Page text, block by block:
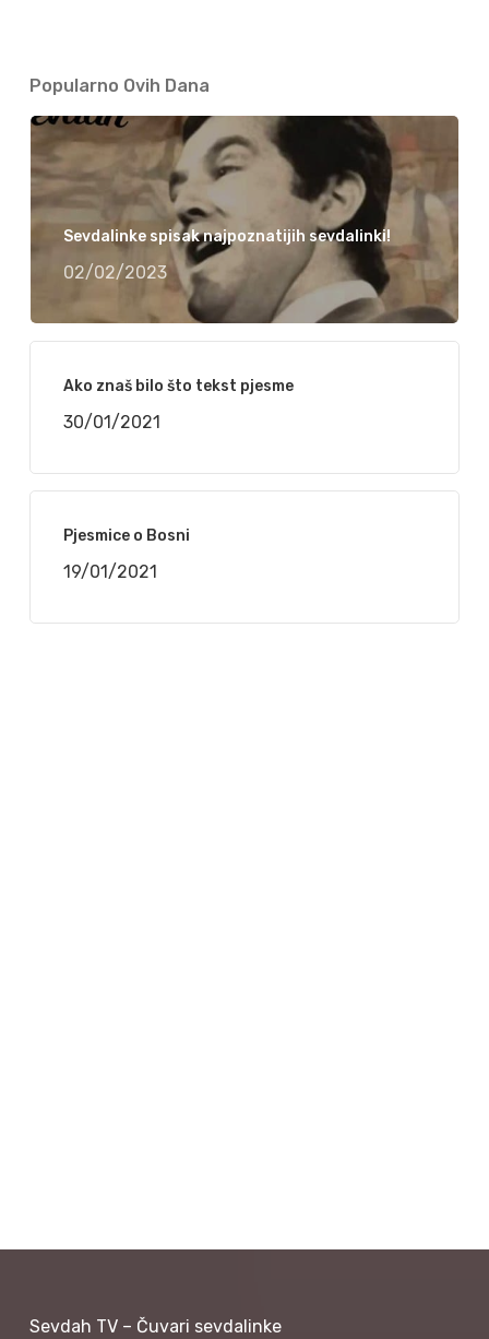
Popularno Ovih Dana
Sevdalinke spisak najpoznatijih sevdalinki!
02/02/2023
Ako znaš bilo što tekst pjesme
30/01/2021
Pjesmice o Bosni
19/01/2021
Sevdah TV – Čuvari sevdalinke